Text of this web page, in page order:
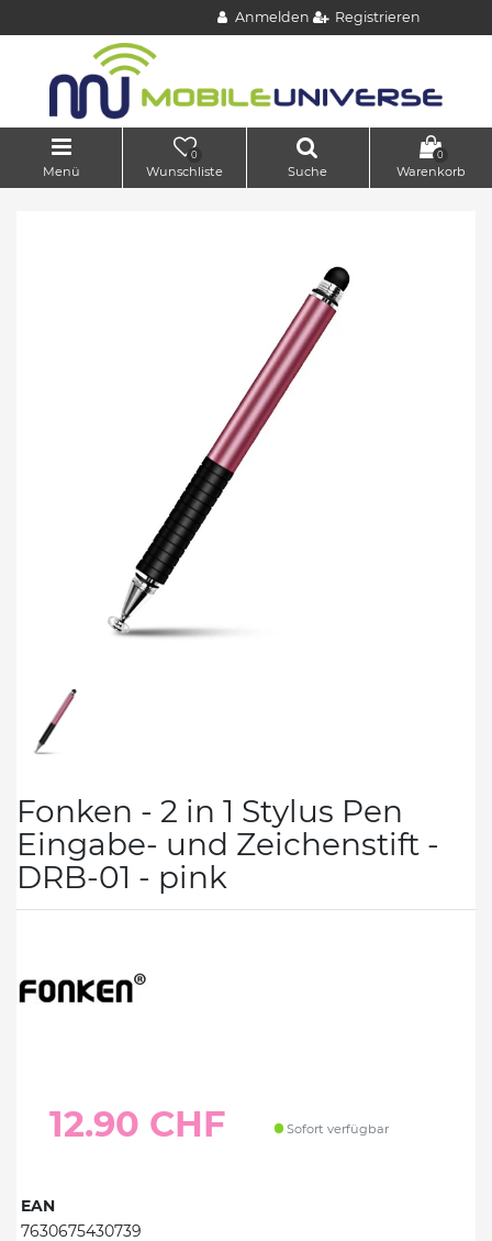
Anmelden Registrieren
Menü
0
Wunschliste Suche
0
Warenkorb
Fonken - 2 in 1 Stylus Pen
Eingabe- und Zeichenstift -
DRB-01 - pink
12.90 CHF Sofort verfügbar
EAN
7630675430739